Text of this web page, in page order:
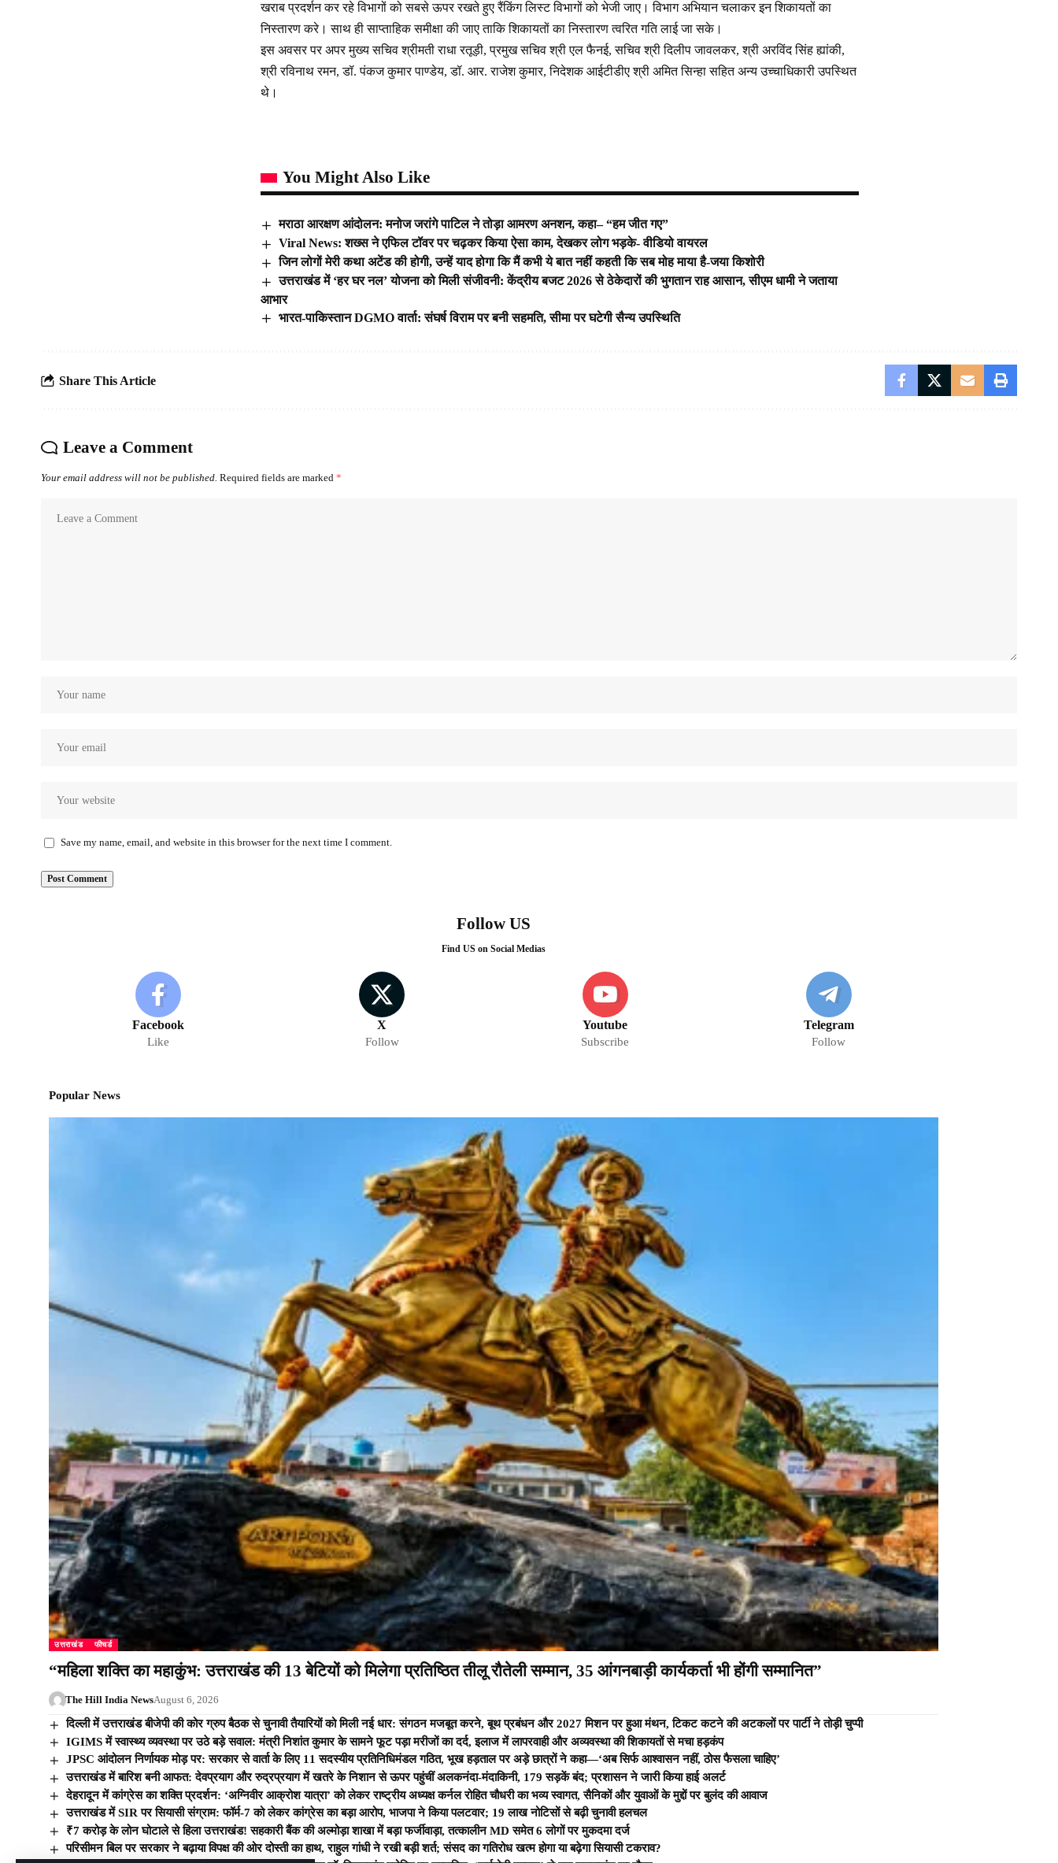
खराब प्रदर्शन कर रहे विभागों को सबसे ऊपर रखते हुए रैंकिंग लिस्ट विभागों को भेजी जाए। विभाग अभियान चलाकर इन शिकायतों का
निस्तारण करे। साथ ही साप्ताहिक समीक्षा की जाए ताकि शिकायतों का निस्तारण त्वरित गति लाई जा सके।
इस अवसर पर अपर मुख्य सचिव श्रीमती राधा रतूड़ी, प्रमुख सचिव श्री एल फैनई, सचिव श्री दिलीप जावलकर, श्री अरविंद सिंह ह्यांकी,
श्री रविनाथ रमन, डॉ. पंकज कुमार पाण्डेय, डॉ. आर. राजेश कुमार, निदेशक आईटीडीए श्री अमित सिन्हा सहित अन्य उच्चाधिकारी उपस्थित
थे।
You Might Also Like
मराठा आरक्षण आंदोलन: मनोज जरांगे पाटिल ने तोड़ा आमरण अनशन, कहा– “हम जीत गए”
Viral News: शख्स ने एफिल टॉवर पर चढ़कर किया ऐसा काम, देखकर लोग भड़के- वीडियो वायरल
जिन लोगों मेरी कथा अटेंड की होगी, उन्हें याद होगा कि मैं कभी ये बात नहीं कहती कि सब मोह माया है-जया किशोरी
उत्तराखंड में ‘हर घर नल’ योजना को मिली संजीवनी: केंद्रीय बजट 2026 से ठेकेदारों की भुगतान राह आसान, सीएम धामी ने जताया
आभार
भारत-पाकिस्तान DGMO वार्ता: संघर्ष विराम पर बनी सहमति, सीमा पर घटेगी सैन्य उपस्थिति
Share This Article
Leave a Comment
Your email address will not be published. Required fields are marked *
Save my name, email, and website in this browser for the next time I comment.
Follow US
Find US on Social Medias
Facebook
Like
X
Follow
Youtube
Subscribe
Telegram
Follow
Popular News
उत्तराखंड फीचर्ड
“महिला शक्ति का महाकुंभ: उत्तराखंड की 13 बेटियों को मिलेगा प्रतिष्ठित तीलू रौतेली सम्मान, 35 आंगनबाड़ी कार्यकर्ता भी होंगी सम्मानित”
The Hill India NewsAugust 6, 2026
दिल्ली में उत्तराखंड बीजेपी की कोर ग्रुप बैठक से चुनावी तैयारियों को मिली नई धार: संगठन मजबूत करने, बूथ प्रबंधन और 2027 मिशन पर हुआ मंथन, टिकट कटने की अटकलों पर पार्टी ने तोड़ी चुप्पी
IGIMS में स्वास्थ्य व्यवस्था पर उठे बड़े सवाल: मंत्री निशांत कुमार के सामने फूट पड़ा मरीजों का दर्द, इलाज में लापरवाही और अव्यवस्था की शिकायतों से मचा हड़कंप
JPSC आंदोलन निर्णायक मोड़ पर: सरकार से वार्ता के लिए 11 सदस्यीय प्रतिनिधिमंडल गठित, भूख हड़ताल पर अड़े छात्रों ने कहा—‘अब सिर्फ आश्वासन नहीं, ठोस फैसला चाहिए’
उत्तराखंड में बारिश बनी आफत: देवप्रयाग और रुद्रप्रयाग में खतरे के निशान से ऊपर पहुंचीं अलकनंदा-मंदाकिनी, 179 सड़कें बंद; प्रशासन ने जारी किया हाई अलर्ट
देहरादून में कांग्रेस का शक्ति प्रदर्शन: ‘अग्निवीर आक्रोश यात्रा’ को लेकर राष्ट्रीय अध्यक्ष कर्नल रोहित चौधरी का भव्य स्वागत, सैनिकों और युवाओं के मुद्दों पर बुलंद की आवाज
उत्तराखंड में SIR पर सियासी संग्राम: फॉर्म-7 को लेकर कांग्रेस का बड़ा आरोप, भाजपा ने किया पलटवार; 19 लाख नोटिसों से बढ़ी चुनावी हलचल
₹7 करोड़ के लोन घोटाले से हिला उत्तराखंड! सहकारी बैंक की अल्मोड़ा शाखा में बड़ा फर्जीवाड़ा, तत्कालीन MD समेत 6 लोगों पर मुकदमा दर्ज
परिसीमन बिल पर सरकार ने बढ़ाया विपक्ष की ओर दोस्ती का हाथ, राहुल गांधी ने रखी बड़ी शर्त; संसद का गतिरोध खत्म होगा या बढ़ेगा सियासी टकराव?